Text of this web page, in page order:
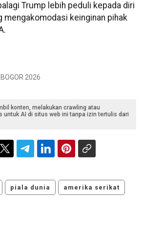
Trump lebih peduli kepada diri
mengakomodasi keinginan pihak
2026
konten, melakukan crawling atau
untuk AI di situs web ini tanpa izin tertulis dari
piala dunia amerika serikat